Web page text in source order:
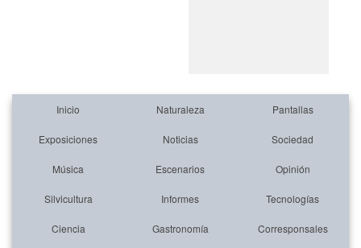
Inicio Naturaleza Pantallas
Exposiciones Noticias Sociedad
Música Escenarios Opinión
Silvicultura Informes Tecnologías
Ciencia Gastronomía Corresponsales